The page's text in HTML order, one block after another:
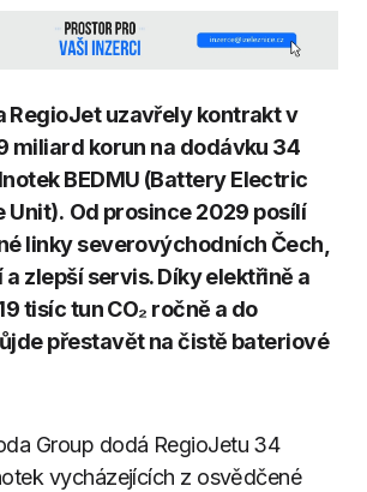
RegioJet uzavřely kontrakt v
miliard korun na dodávku 34
BEDMU (Battery Electric
Unit). Od prosince 2029 posílí
linky severovýchodních Čech,
zlepší servis. Díky elektřině a
tisíc tun CO₂ ročně a do
přestavět na čistě bateriové
Group dodá RegioJetu 34
vycházejících z osvědčené